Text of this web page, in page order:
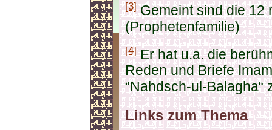
[3]Gemeint sind die 12
(Prophetenfamilie)
[4]Er hat u.a. die
Reden und Briefe
“Nahdsch-ul-Balagha“
Links zum Thema